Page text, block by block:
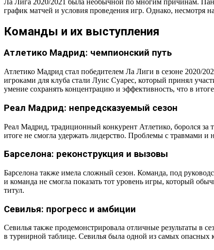
график матчей и условия проведения игр. Однако, несмотря
Команды и их выступления
Атлетико Мадрид: чемпионский путь
Атлетико Мадрид стал победителем Ла Лиги в сезоне 2020/
игроками для клуба стали Луис Суарес, который принял
умение сохранять концентрацию и эффективность, что в
Реал Мадрид: непредсказуемый сезон
Реал Мадрид, традиционный конкурент Атлетико, боролся за
итоге не смогла удержать лидерство. Проблемы с травмами
Барселона: реконструкция и вызовы
Барселона также имела сложный сезон. Команда, под
и команда не смогла показать тот уровень игры, который
титул.
Севилья: прогресс и амбиции
Севилья также продемонстрировала отличные результаты в
в турнирной таблице. Севилья была одной из самых опасных